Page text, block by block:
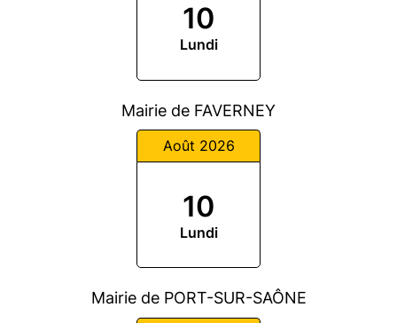
10
Lundi
Mairie de FAVERNEY
Août 2026
10
Lundi
Mairie de PORT-SUR-SAÔNE